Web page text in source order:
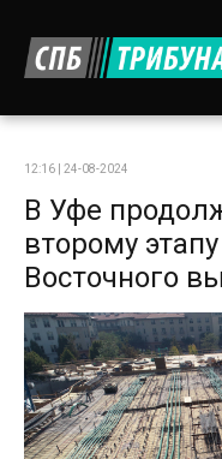
12:16 | 24-08-2024
В Уфе
второму
Восточного